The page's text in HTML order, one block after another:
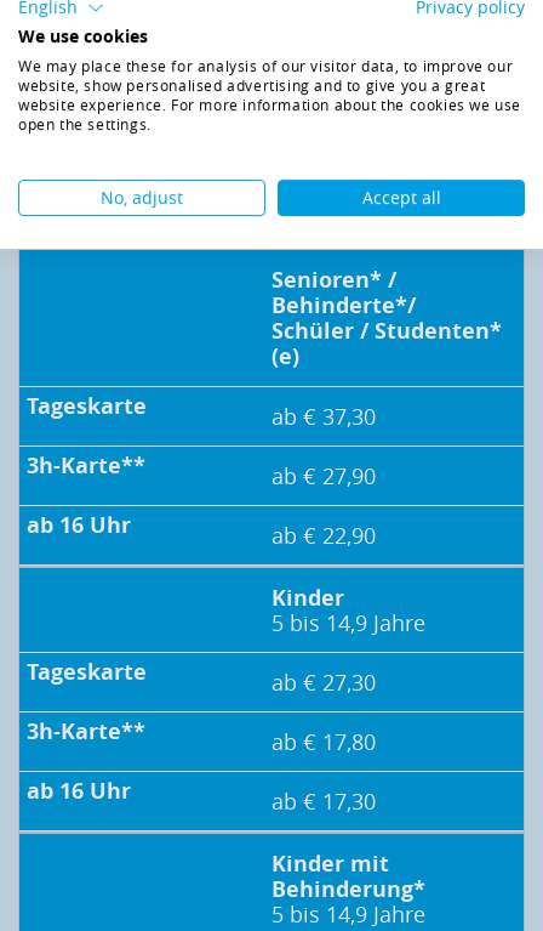
Erwachsene -ab 15
ab € 39,50
ab € 26,50
Senioren* /
Behinderte*/
Schüler / Studenten*
(e)
ab € 37,30
ab € 27,90
ab € 22,90
Kinder
5 bis 14,9 Jahre
ab € 27,30
ab € 17,80
ab € 17,30
Kinder mit
Behinderung*
5 bis 14,9 Jahre
English Privacy policy
We use cookies
We may place these for analysis of our visitor data, to improve our
website, show personalised advertising and to give you a great
website experience. For more information about the cookies we use
open the settings.
No, adjust Accept all